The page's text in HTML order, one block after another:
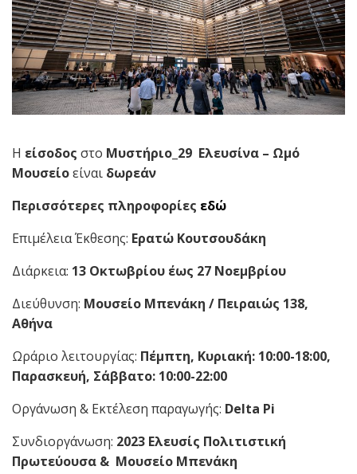
Η είσοδος στο Μυστήριο_29 Ελευσίνα – Ωμό
Μουσείοείναι δωρεάν
Περισσότερες πληροφορίες εδώ
Επιμέλεια Έκθεσης: Ερατώ Κουτσουδάκη
Διάρκεια: 13 Οκτωβρίου έως 27 Νοεμβρίου
Διεύθυνση: Μουσείο Μπενάκη / Πειραιώς 138,
Αθήνα
Ωράριο λειτουργίας: Πέμπτη, Κυριακή: 10:00-18:00,
Παρασκευή, Σάββατο: 10:00-22:00
Οργάνωση & Εκτέλεση παραγωγής: Delta Pi
Συνδιοργάνωση: 2023 Ελευσίς Πολιτιστική
Πρωτεύουσα & Μουσείο Μπενάκη